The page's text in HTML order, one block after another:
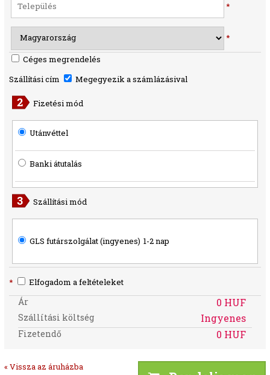
*
*
Céges megrendelés
Szállítási cím
Megegyezik a számlázásival
Fizetési mód
Utánvéttel
Banki átutalás
Szállítási mód
GLS futárszolgálat (ingyenes) 1-2 nap
* Elfogadom a feltételeket
Ár 0 HUF
Szállítási költség Ingyenes
Fizetendő 0 HUF
« Vissza az áruházba